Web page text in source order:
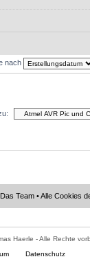
nach
Das Team •Alle Cookies
Haerle - Alle Rechte
Datenschutz